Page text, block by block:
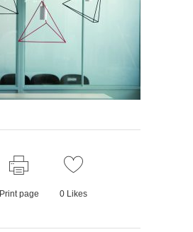
Print page 0Likes